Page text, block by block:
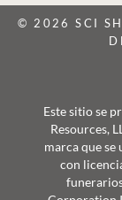
© 2026 SCI
Este sitio se
Resources,
marca que
con